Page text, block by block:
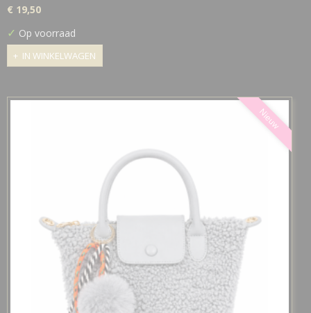
€ 19,50
✓ Op voorraad
IN WINKELWAGEN
Nieuw